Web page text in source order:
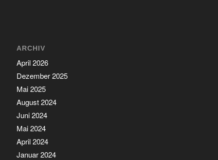
ARCHIV
April 2026
Dezember 2025
Mai 2025
August 2024
Juni 2024
Mai 2024
April 2024
Januar 2024